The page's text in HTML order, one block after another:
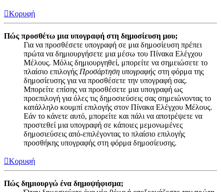
Κορυφή
Πώς προσθέτω μια υπογραφή στη δημοσίευση μου;
Για να προσθέσετε υπογραφή σε μια δημοσίευση πρέπει
πρώτα να δημιουργήσετε μια μέσω του Πίνακα Ελέγχου
Μέλους. Μόλις δημιουργηθεί, μπορείτε να σημειώσετε το
πλαίσιο επιλογής Προσάρτηση υπογραφής στη φόρμα της
δημοσίευσης για να προσθέσετε την υπογραφή σας.
Μπορείτε επίσης να προσθέσετε μια υπογραφή ως
προεπιλογή για όλες τις δημοσιεύσεις σας σημειώνοντας το
κατάλληλο κουμπί επιλογής στον Πίνακα Ελέγχου Μέλους.
Εάν το κάνετε αυτό, μπορείτε και πάλι να αποτρέψετε να
προστεθεί μια υπογραφή σε κάποιες μεμονωμένες
δημοσιεύσεις από-επιλέγοντας το πλαίσιο επιλογής
προσθήκης υπογραφής στη φόρμα δημοσίευσης.
Κορυφή
Πώς δημιουργώ ένα δημοψήφισμα;